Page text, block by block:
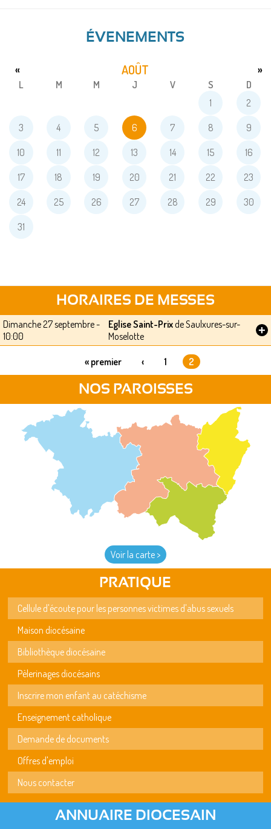
ÉVENEMENTS
AOÛT
« »
L M M J V S
D
1
2
3 4 5 6 7 8 9
10 11 12 13 14 15 16
17 18 19 20 21 22 23
24 25 26 27 28 29 30
31
HORAIRES DE MESSES
Dimanche 27 septembre -
10:00
Eglise Saint-Prixde Saulxures-sur-
Moselotte
+
« premier ‹ 1 2
NOS PAROISSES
Voir la carte >
PRATIQUE
Cellule d'écoute pour les personnes victimes d'abus sexuels
Maison diocésaine
Bibliothèque diocésaine
Pèlerinages diocésains
Inscrire mon enfant au catéchisme
Enseignement catholique
Demande de documents
Offres d'emploi
Nous contacter
ANNUAIRE DIOCESAIN